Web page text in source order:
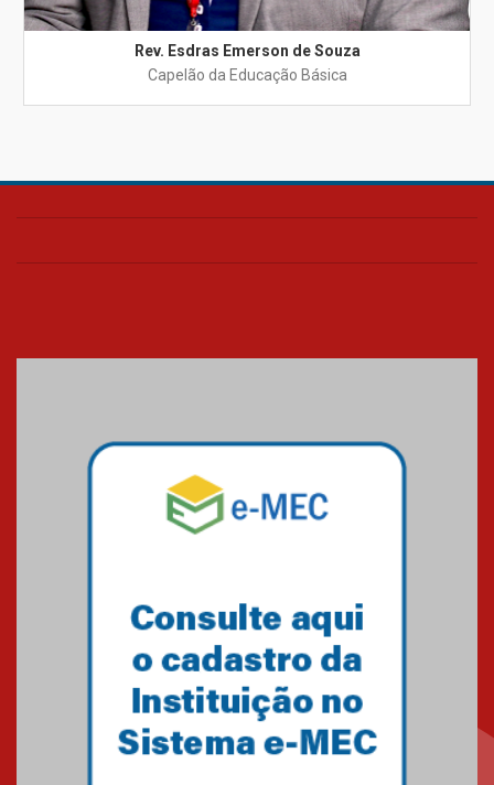
Rev. Esdras Emerson de Souza
Capelão da Educação Básica